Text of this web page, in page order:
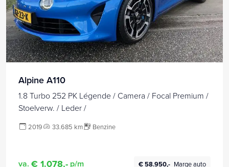
Alpine A110
1.8 Turbo 252 PK Légende / Camera / Focal Premium /
Stoelverw. / Leder /
2019 33.685 km Benzine
va. € 1.078,- p/m € 58.950,- Marge auto